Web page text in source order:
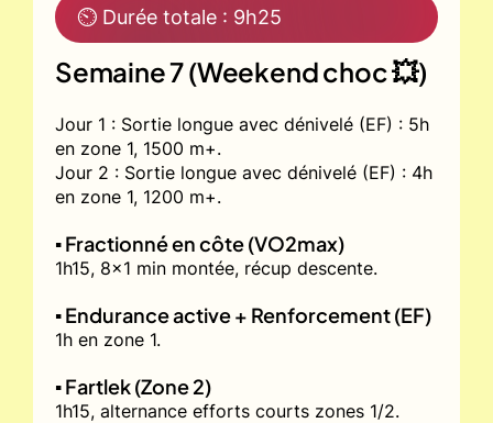
⏲ Durée totale : 9h25
Semaine 7 (Weekend choc 💥)
Jour 1 : Sortie longue avec dénivelé (EF) : 5h
en zone 1, 1500 m+.
Jour 2 : Sortie longue avec dénivelé (EF) : 4h
en zone 1, 1200 m+.
▪️ Fractionné en côte (VO2max)
1h15, 8x1 min montée, récup descente.
▪️ Endurance active + Renforcement (EF)
1h en zone 1.
▪️ Fartlek (Zone 2)
1h15, alternance efforts courts zones 1/2.